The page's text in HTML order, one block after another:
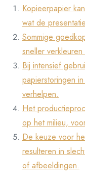
Kopieerpapier
wat de
Sommige
sneller
Bij intensief
papierstoringen
verhelpen.
Het
op het milieu,
De keuze voor
resulteren in
of afbeeldingen.